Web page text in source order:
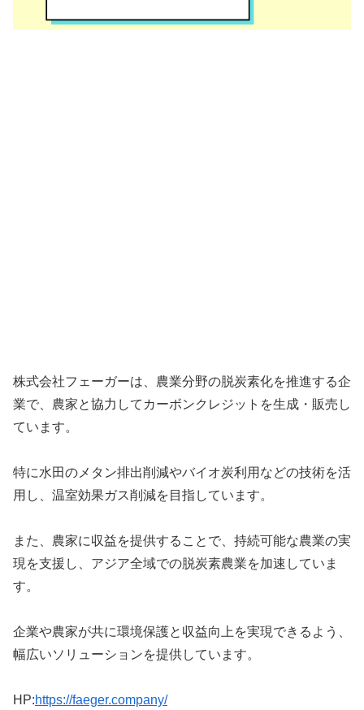
株式会社フェーガーは、農業分野の脱炭素化を推進する企
業で、農家と協力してカーボンクレジットを生成・販売し
ています。
特に水田のメタン排出削減やバイオ炭利用などの技術を活
用し、温室効果ガス削減を目指しています。
また、農家に収益を提供することで、持続可能な農業の実
現を支援し、アジア全域での脱炭素農業を加速していま
す。
企業や農家が共に環境保護と収益向上を実現できるよう、
幅広いソリューションを提供しています。
HP:https://faeger.company/